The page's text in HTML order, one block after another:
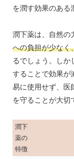
を潤す効果のある
潤下薬は、自然の
への負担が少なく
るでしょう。しか
することで効果が
易に使用せず、医
を守ることが大切
潤下
薬の
特徴